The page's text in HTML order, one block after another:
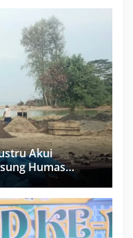
Akui
Humas